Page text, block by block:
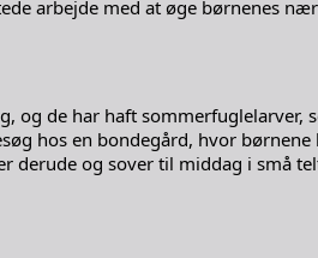
arbejde med at øge børnenes
og de har haft sommerfuglelarver,
hos en bondegård, hvor
og sover til middag i små